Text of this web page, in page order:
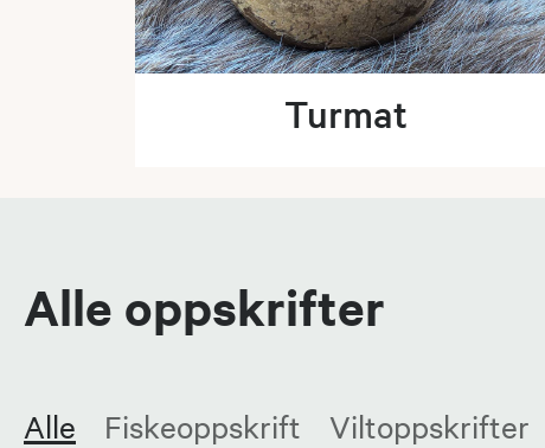
Turmat
Alle oppskrifter
Alle Fiskeoppskrift Viltoppskrifter